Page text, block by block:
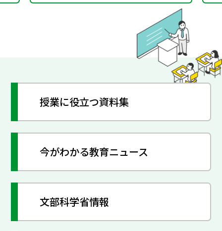
授業に役立つ資料集
今がわかる教育ニュース
文部科学省情報